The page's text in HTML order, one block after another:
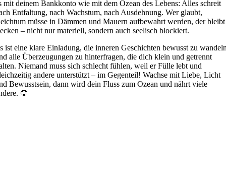
mit deinem Bankkonto wie mit dem Ozean des Lebens: Alles schreit
Entfaltung, nach Wachstum, nach Ausdehnung. Wer glaubt,
müsse in Dämmen und Mauern aufbewahrt werden, der bleibt
– nicht nur materiell, sondern auch seelisch blockiert.
ist eine klare Einladung, die inneren Geschichten bewusst zu
alle Überzeugungen zu hinterfragen, die dich klein und getrennt
Niemand muss sich schlecht fühlen, weil er Fülle lebt und
andere unterstützt – im Gegenteil! Wachse mit Liebe, Licht
Bewusstsein, dann wird dein Fluss zum Ozean und nährt viele
🌻